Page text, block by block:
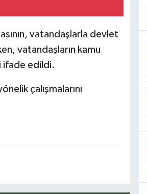
vatandaşlarla devlet
vatandaşların kamu
ifade edildi.
çalışmalarını